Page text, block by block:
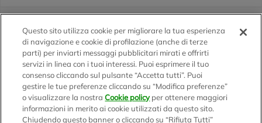
Logo Bennet
Seguici sui nostri canali
Scarica l'app
Questo sito utilizza cookie per migliorare la tua esperienza
di navigazione e cookie di profilazione (anche di terze
parti) per inviarti messaggi pubblicitari mirati e offrirti
servizi in linea con i tuoi interessi. Puoi esprimere il tuo
consenso cliccando sul pulsante “Accetta tutti”. Puoi
gestire le tue preferenze cliccando su “Modifica preferenze”
o visualizzare la nostraCookie policyper ottenere maggiori
informazioni in merito ai cookie utilizzati da questo sito.
Chiudendo questo banner o cliccando su “Rifiuta Tutti”